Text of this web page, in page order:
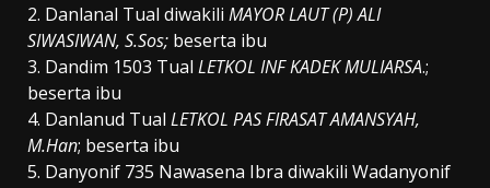
2. Danlanal Tual diwakili MAYOR LAUT (P) ALI
SIWASIWAN, S.Sos; beserta ibu
3. Dandim 1503 Tual LETKOL INF KADEK MULIARSA.;
beserta ibu
4. Danlanud Tual LETKOL PAS FIRASAT AMANSYAH,
M.Han; beserta ibu
5. Danyonif 735 Nawasena Ibra diwakili Wadanyonif